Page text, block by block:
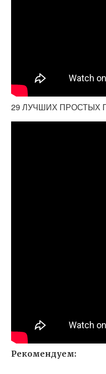
29 ЛУЧШИХ ПРОСТЫХ
Рекомендуем: